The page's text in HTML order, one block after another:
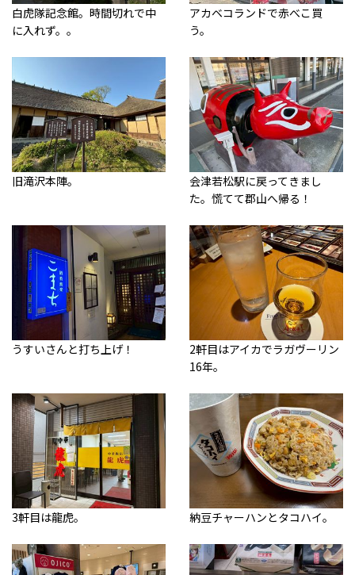
白虎隊記念館。時間切れで中
に入れず。。
アカベコランドで赤べこ買
う。
旧滝沢本陣。
会津若松駅に戻ってきまし
た。慌てて郡山へ帰る！
うすいさんと打ち上げ！
2軒目はアイカでラガヴーリン
16年。
3軒目は龍虎。 納豆チャーハンとタコハイ。